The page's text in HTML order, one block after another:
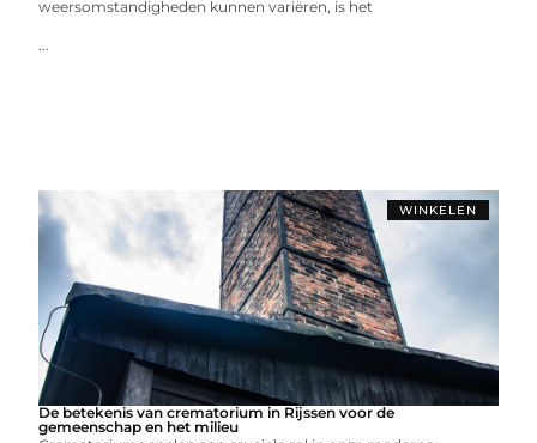
weersomstandigheden kunnen variëren, is het
...
WINKELEN
De betekenis van crematorium in Rijssen voor de
gemeenschap en het milieu